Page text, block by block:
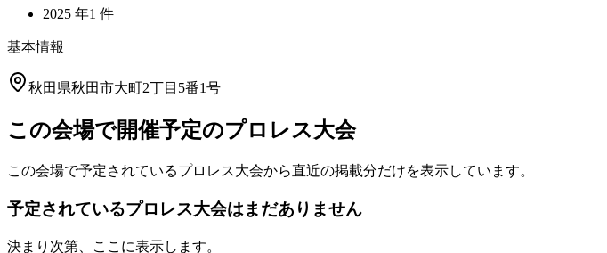
2025 年1 件
基本情報
秋田県秋田市大町2丁目5番1号
この会場で開催予定のプロレス大会
この会場で予定されているプロレス大会から直近の掲載分だけを表示しています。
予定されているプロレス大会はまだありません
決まり次第、ここに表示します。